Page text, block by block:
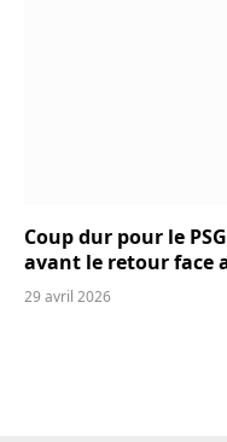
Coup dur pour le
avant le retour face
29 avril 2026